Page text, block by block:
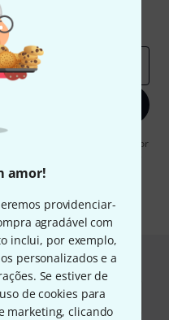
amor!
providenciar-
agradável com
inclui, por exemplo,
personalizados e a
Se estiver de
de cookies para
marketing, clicando
em receber publicidade por
na nossa
.